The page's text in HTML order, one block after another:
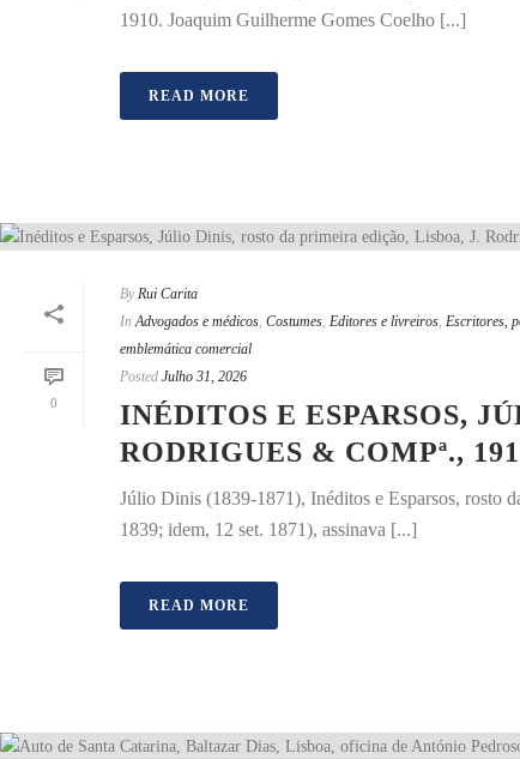
1910. Joaquim Guilherme Gomes Coelho [...]
READ MORE
0
By Rui Carita
In Advogados e médicos, Costumes, Editores e livreiros, Escritores,
emblemática comercial
Posted Julho 31, 2026
INÉDITOS E ESPARSOS,
RODRIGUES & COMPª.,
Júlio Dinis (1839-1871), Inéditos e Esparsos, rosto
1839; idem, 12 set. 1871), assinava [...]
READ MORE